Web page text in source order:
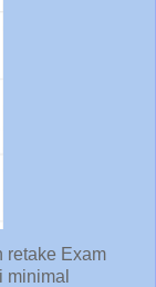
retake Exam